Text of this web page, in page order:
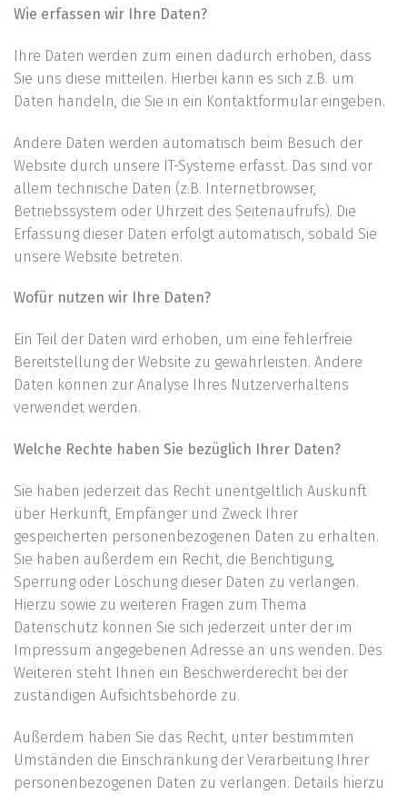
Wie erfassen wir Ihre Daten?
Ihre Daten werden zum einen dadurch erhoben, dass
Sie uns diese mitteilen. Hierbei kann es sich z.B. um
Daten handeln, die Sie in ein Kontaktformular eingeben.
Andere Daten werden automatisch beim Besuch der
Website durch unsere IT-Systeme erfasst. Das sind vor
allem technische Daten (z.B. Internetbrowser,
Betriebssystem oder Uhrzeit des Seitenaufrufs). Die
Erfassung dieser Daten erfolgt automatisch, sobald Sie
unsere Website betreten.
Wofür nutzen wir Ihre Daten?
Ein Teil der Daten wird erhoben, um eine fehlerfreie
Bereitstellung der Website zu gewährleisten. Andere
Daten können zur Analyse Ihres Nutzerverhaltens
verwendet werden.
Welche Rechte haben Sie bezüglich Ihrer Daten?
Sie haben jederzeit das Recht unentgeltlich Auskunft
über Herkunft, Empfänger und Zweck Ihrer
gespeicherten personenbezogenen Daten zu erhalten.
Sie haben außerdem ein Recht, die Berichtigung,
Sperrung oder Löschung dieser Daten zu verlangen.
Hierzu sowie zu weiteren Fragen zum Thema
Datenschutz können Sie sich jederzeit unter der im
Impressum angegebenen Adresse an uns wenden. Des
Weiteren steht Ihnen ein Beschwerderecht bei der
zuständigen Aufsichtsbehörde zu.
Außerdem haben Sie das Recht, unter bestimmten
Umständen die Einschränkung der Verarbeitung Ihrer
personenbezogenen Daten zu verlangen. Details hierzu